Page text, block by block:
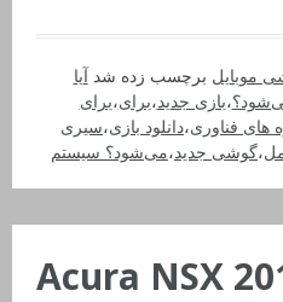
موبایل برچسب زده شدآیا
،بازی جدید،برای،برای
های فناوری،دانلود بازی،سیری
،گوشی جدید،می‌شود؟ سیستم
اتومبیل 2017 Acura NSX